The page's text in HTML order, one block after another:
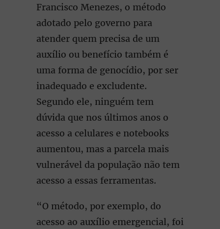
Francisco Menezes, o método
adotado pelo governo para
atender quem precisa de um
auxílio ou benefício também é
uma forma de genocídio, por ser
inadequado e excludente.
Segundo ele, ninguém tem
dúvida que nos últimos anos o
acesso a celulares e notebooks
aumentou, mas a parcela mais
vulnerável da população não tem
acesso a essas ferramentas.
“O método, por exemplo, do
acesso ao auxílio emergencial, foi